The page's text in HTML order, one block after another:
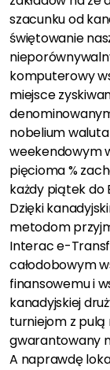
szacunku od
świętowanie
komputerowy
miejsce
nobelium waluta
weekendowym
pięcioma %
każdy piątek do
Dzięki
metodom
Interac e-
całodobowym
finansowemu i
kanadyjskiej
turniejom z
gwarantowany
A naprawdę